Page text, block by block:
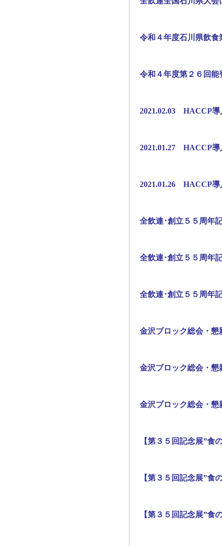
令和４年度石川県飲
令和４年度第２６回
2021.02.03 HACCP
2021.01.27 HACCP
2021.01.26 HACCP
全飲連･創立５５周年
全飲連･創立５５周年
全飲連･創立５５周年
金沢ブロック総会・
金沢ブロック総会・
金沢ブロック総会・
【第３５回記念展”食
【第３５回記念展”食
【第３５回記念展”食